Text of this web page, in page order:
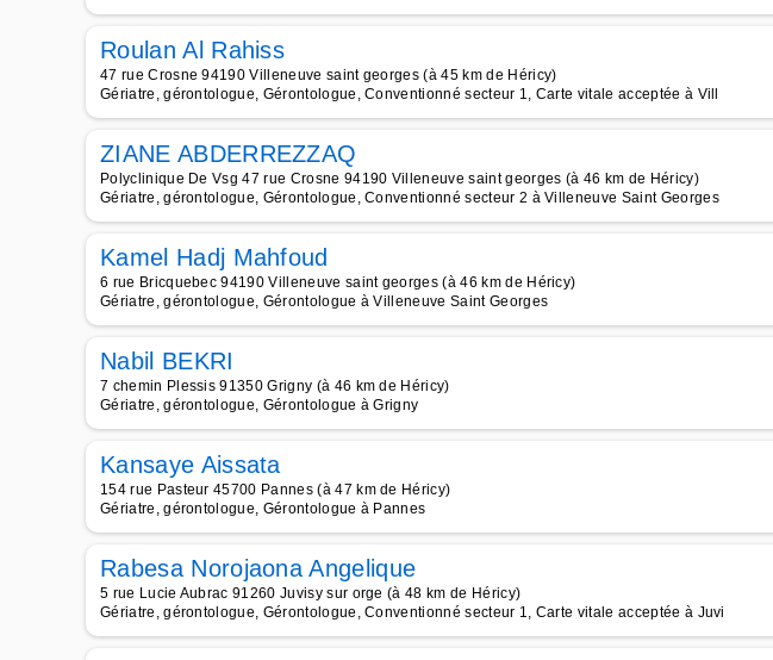
Roulan Al Rahiss
47 rue Crosne 94190 Villeneuve saint georges (à 45 km de Héricy)
Gériatre, gérontologue, Gérontologue, Conventionné secteur 1, Carte vitale acceptée à Vill
ZIANE ABDERREZZAQ
Polyclinique De Vsg 47 rue Crosne 94190 Villeneuve saint georges (à 46 km de Héricy)
Gériatre, gérontologue, Gérontologue, Conventionné secteur 2 à Villeneuve Saint Georges
Kamel Hadj Mahfoud
6 rue Bricquebec 94190 Villeneuve saint georges (à 46 km de Héricy)
Gériatre, gérontologue, Gérontologue à Villeneuve Saint Georges
Nabil BEKRI
7 chemin Plessis 91350 Grigny (à 46 km de Héricy)
Gériatre, gérontologue, Gérontologue à Grigny
Kansaye Aissata
154 rue Pasteur 45700 Pannes (à 47 km de Héricy)
Gériatre, gérontologue, Gérontologue à Pannes
Rabesa Norojaona Angelique
5 rue Lucie Aubrac 91260 Juvisy sur orge (à 48 km de Héricy)
Gériatre, gérontologue, Gérontologue, Conventionné secteur 1, Carte vitale acceptée à Juvi